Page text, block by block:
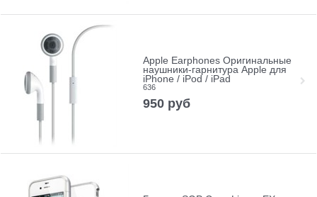
Apple Earphones Оригинальные
наушники-гарнитура Apple для
iPhone / iPod / iPad
636
950 руб